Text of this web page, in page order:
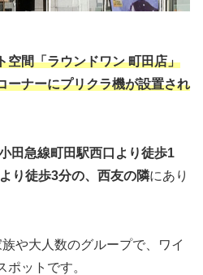
空間「ラウンドワン 町田店」
ーナーにプリクラ機が設置され
田急線町田駅西口より徒歩1
り徒歩3分の、西友の隣にあり
や大人数のグループで、ワイ
ポットです。